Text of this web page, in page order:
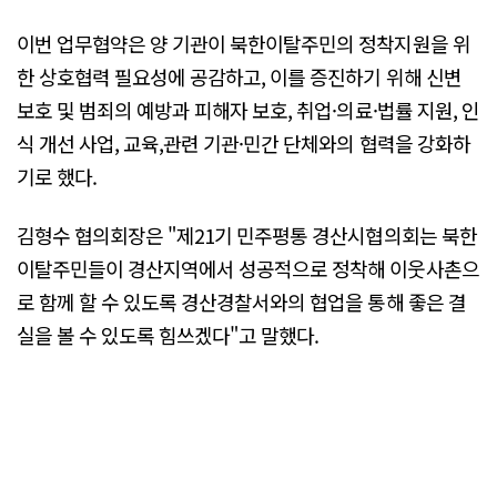
이번 업무협약은 양 기관이 북한이탈주민의 정착지원을 위
한 상호협력 필요성에 공감하고, 이를 증진하기 위해 신변
보호 및 범죄의 예방과 피해자 보호, 취업·의료·법률 지원, 인
식 개선 사업, 교육,관련 기관·민간 단체와의 협력을 강화하
기로 했다.
김형수 협의회장은 "제21기 민주평통 경산시협의회는 북한
이탈주민들이 경산지역에서 성공적으로 정착해 이웃사촌으
로 함께 할 수 있도록 경산경찰서와의 협업을 통해 좋은 결
실을 볼 수 있도록 힘쓰겠다"고 말했다.